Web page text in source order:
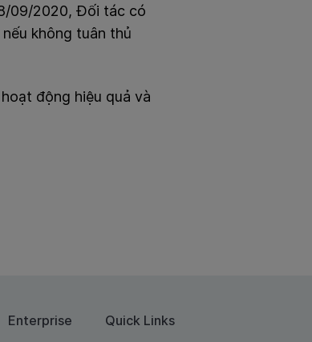
09/2020, Đối tác có
không tuân thủ
động hiệu quả và
Enterprise Quick Links